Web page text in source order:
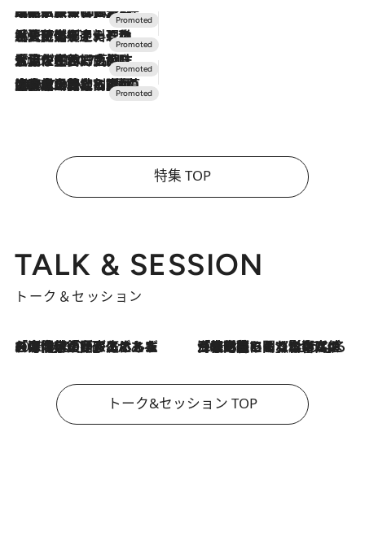
2026.7.31
【ホテル帰省】という選択肢をOMOが提案。家族とほどよい距離を保つには「昼は実家、夜は気兼ねなくホテルで！」
2026.7.24
【夏限定ディナーコース】旬を迎える稚鮎や花ズッキーニなどをイタリア・トスカーナの郷土料理の手法で満喫！
2026.7.17
「土佐和ハーブかき氷」がOMO7高知に登場！生姜、山椒、大葉など目にも舌にも涼を呼ぶ郷土の味
2026.7.10
NEW OPEN！【界 草津】名湯の地に誕生。趣の異なる2種の温泉と上州ならではの会席・蕎麦割烹など美食を味わう究極の癒やし旅
特集 TOP
TALK & SESSION
トーク＆セッション
2026.8.3
「今後値上げがあるとすれば…」「リスクがあるのは今年の冬」エネルギー専門家が語る、ホルムズ海峡封鎖が家庭にもたらす“ある心配” 2026.8.3
「住宅建てられない…」「サーチャージ料の高値が続いている」ホルムズ海峡封鎖による影響はいつまで続く？《エネルギー専門家に聞く“どうなる日本の暮らし”》
トーク&セッション TOP